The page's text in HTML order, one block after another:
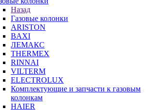
Назад
Газовые колонки
ARISTON
BAXI
ЛЕМАКС
THERMEX
RINNAI
VILTERM
ELECTROLUX
Комплектующие и запчасти к газовым
колонкам
HAIER